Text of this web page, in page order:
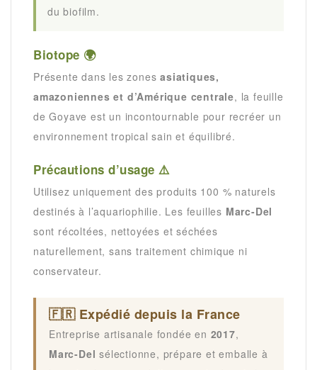
du biofilm.
Biotope 🌍
Présente dans les zonesasiatiques,
amazoniennes et d’Amérique centrale, la feuille
de Goyave est un incontournable pour recréer un
environnement tropical sain et équilibré.
Précautions d’usage ⚠️
Utilisez uniquement des produits 100 % naturels
destinés à l’aquariophilie. Les feuilles Marc-Del
sont récoltées, nettoyées et séchées
naturellement, sans traitement chimique ni
conservateur.
🇫🇷 Expédié depuis la France
Entreprise artisanale fondée en 2017,
Marc-Del sélectionne, prépare et emballe à